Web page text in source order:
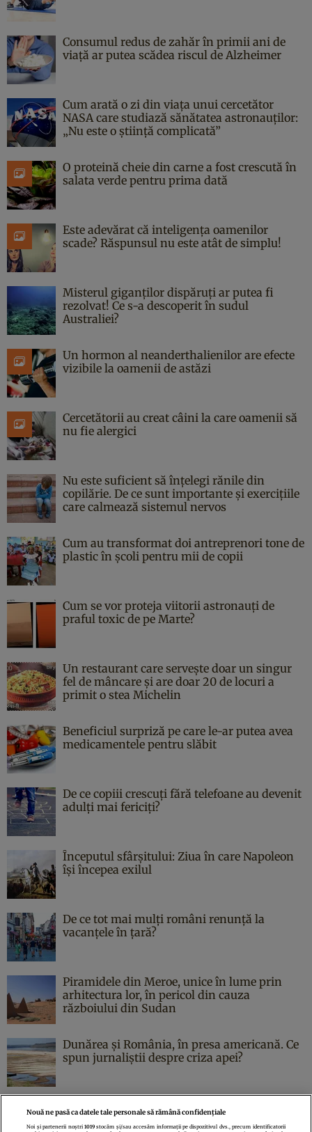
Consumul redus de zahăr în primii ani de
viață ar putea scădea riscul de Alzheimer
Cum arată o zi din viața unui cercetător
NASA care studiază sănătatea astronauților:
„Nu este o știință complicată”
O proteină cheie din carne a fost crescută în
salata verde pentru prima dată
Este adevărat că inteligența oamenilor
scade? Răspunsul nu este atât de simplu!
Misterul giganților dispăruți ar putea fi
rezolvat! Ce s-a descoperit în sudul
Australiei?
Un hormon al neanderthalienilor are efecte
vizibile la oamenii de astăzi
Cercetătorii au creat câini la care oamenii să
nu fie alergici
Nu este suficient să înțelegi rănile din
copilărie. De ce sunt importante și exercițiile
care calmează sistemul nervos
Cum au transformat doi antreprenori tone de
plastic în școli pentru mii de copii
Cum se vor proteja viitorii astronauți de
praful toxic de pe Marte?
Un restaurant care servește doar un singur
fel de mâncare și are doar 20 de locuri a
primit o stea Michelin
Beneficiul surpriză pe care le-ar putea avea
medicamentele pentru slăbit
De ce copiii crescuți fără telefoane au devenit
adulți mai fericiți?
Începutul sfârşitului: Ziua în care Napoleon
îşi începea exilul
De ce tot mai mulți români renunță la
vacanțele în țară?
Piramidele din Meroe, unice în lume prin
arhitectura lor, în pericol din cauza
războiului din Sudan
Dunărea și România, în presa americană. Ce
spun jurnaliștii despre criza apei?
Nouă ne pasă ca datele tale personale să rămână confidențiale
Noi și partenerii noștri1019 stocăm și/sau accesăm informații pe dispozitivul dvs., precum identificatorii